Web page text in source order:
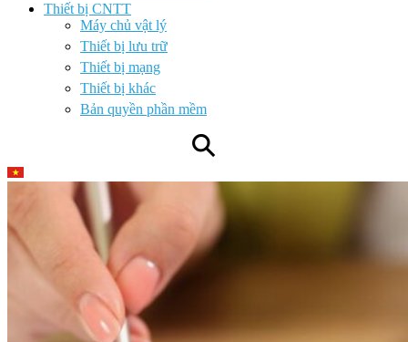
Thiết bị CNTT
Máy chủ vật lý
Thiết bị lưu trữ
Thiết bị mạng
Thiết bị khác
Bản quyền phần mềm
⚲